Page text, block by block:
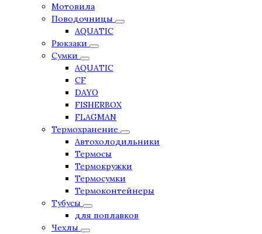
Мотовила
Поводочницы
AQUATIC
Рюкзаки
Сумки
AQUATIC
CF
DAYO
FISHERBOX
FLAGMAN
Термохранение
Автохолодильники
Термосы
Термокружки
Термосумки
Термоконтейнеры
Тубусы
для поплавков
Чехлы